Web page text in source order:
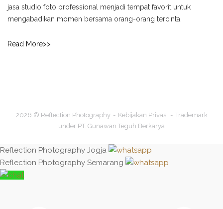
jasa studio foto professional menjadi tempat favorit untuk
mengabadikan momen bersama orang-orang tercinta.
Read More>>
2026 © Reflection Photography Kebijakan Privasi
Trademark
under PT. Gunawan Teguh Berkarya
Reflection Photography Jogja
Reflection Photography Semarang